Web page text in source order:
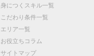
身につくスキル一覧
こだわり条件一覧
エリア一覧
お役立ちコラム
サイトマップ